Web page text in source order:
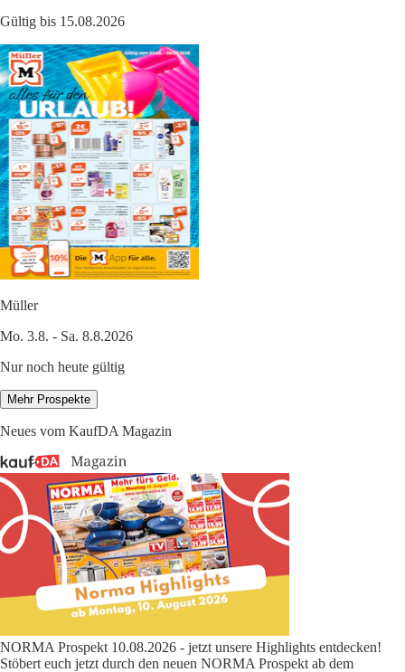
Gültig bis 15.08.2026
Müller
Mo. 3.8. - Sa. 8.8.2026
Nur noch heute gültig
Mehr Prospekte
Neues vom KaufDA Magazin
NORMA Prospekt 10.08.2026 - jetzt unsere Highlights entdecken!
Stöbert euch jetzt durch den neuen NORMA Prospekt ab dem